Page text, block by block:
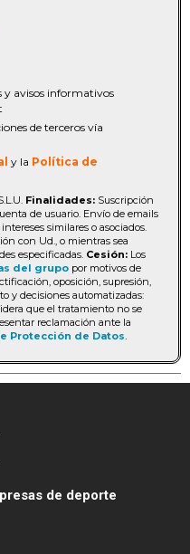
y avisos informativos
de terceros vía
y la Política de
Finalidades: Suscripción
de usuario. Envío de emails
similares o asociados.
con Ud., o mientras sea
especificadas. Cesión: Los
del grupo por motivos de
oposición, supresión,
y decisiones automatizadas:
que el tratamiento no se
reclamación ante la
Protección de Datos.
de deporte